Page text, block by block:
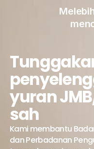
yuran
sah
Kami membantu
dan Perbadanan